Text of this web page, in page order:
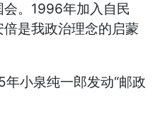
。1996年加入自民
是我政治理念的启蒙
小泉纯一郎发动“邮政